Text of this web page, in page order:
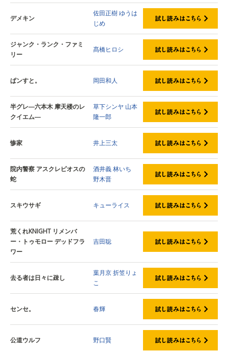
デメキン
佐田正樹ゆうは
じめ
ジャンク・ランク・ファミ
リー
髙橋ヒロシ
ぱンすと。 岡田和人
半グレ―六本木 摩天楼のレ
クイエム―
草下シンヤ 山本
隆一郎
惨家 井上三太
院内警察 アスクレピオスの
蛇
酒井義林いち
野木晋
スキウサギ キューライス
荒くれKNIGHT リメンバ
ー・トゥモロー デッドフラ
ワー
吉田聡
去る者は日々に疎し
葉月京折笠りょ
こ
センセ。 春輝
公道ウルフ 野口賢